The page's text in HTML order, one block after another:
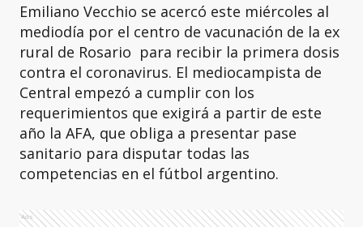
Emiliano Vecchio se acercó este miércoles al
mediodía por el centro de vacunación de la ex
rural de Rosario para recibir la primera dosis
contra el coronavirus. El mediocampista de
Central empezó a cumplir con los
requerimientos que exigirá a partir de este
año la AFA, que obliga a presentar pase
sanitario para disputar todas las
competencias en el fútbol argentino.
Ads